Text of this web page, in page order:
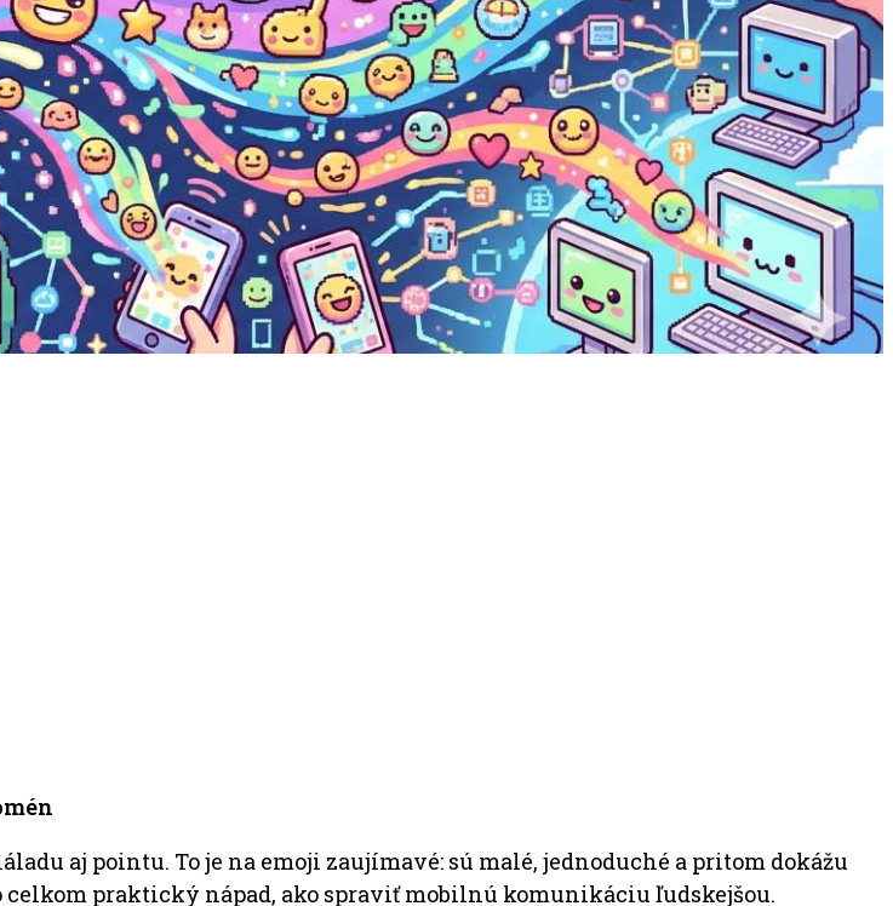
aj pointu. To je na emoji zaujímavé: sú malé, jednoduché a pritom dokážu
praktický nápad, ako spraviť mobilnú komunikáciu ľudskejšou.